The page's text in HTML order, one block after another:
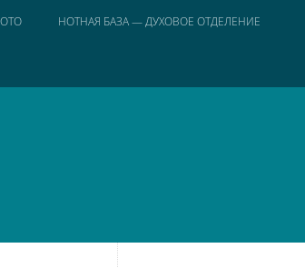
НОТНАЯ БАЗА — ДУХОВОЕ ОТДЕЛЕНИЕ